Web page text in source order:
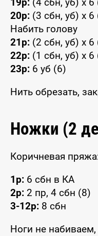
19р: (4 сбн, уб) x 6
20р: (3 сбн, уб) x 6
Набить голову
21р: (2 сбн, уб) x 6
22р: (1 сбн, уб) x 6
23р: 6 уб (6)
Нить обрезать,
Ножки (2
Коричневая
1р: 6 сбн в КА
2р: 2 пр, 4 сбн (8)
3-12р: 8 сбн
Ноги не